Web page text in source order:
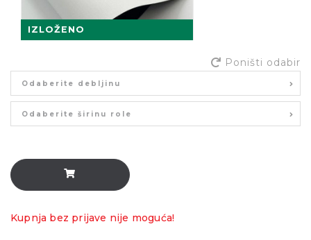
IZLOŽENO
Poništi odabir
Odaberite debljinu
Odaberite širinu role
Kupnja bez prijave nije moguća!